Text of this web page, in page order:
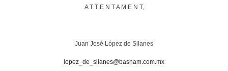
A T T E N T A M E N T,
Juan José López de Silanes
lopez_de_silanes@basham.com.mx